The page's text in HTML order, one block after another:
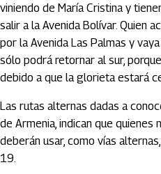
viniendo de María Cristina y
salir a la Avenida Bolívar. Quien
por la Avenida Las Palmas y
sólo podrá retornar al sur,
debido a que la glorieta estará
Las rutas alternas dadas a
de Armenia, indican que quienes
deberán usar, como vías
19.